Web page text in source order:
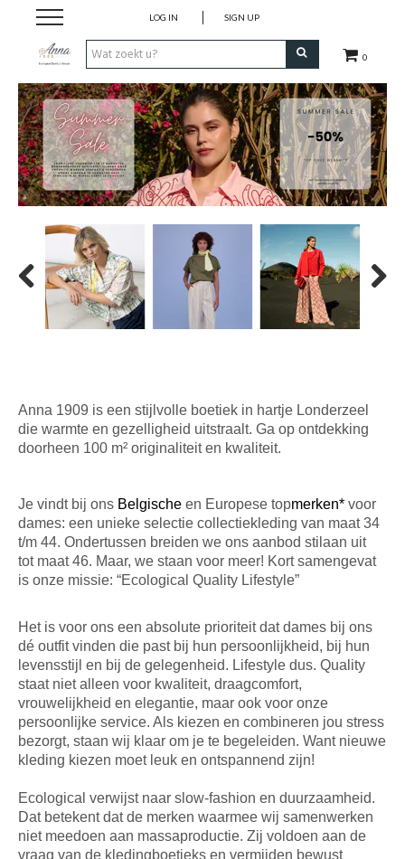
0
LOG IN SIGN UP
Home
Kleding
Schoenen
Accessoires
Merken
Cadeaubon
Afspraak Shoppen
Previous
Anna 1909 is een stijlvolle boetiek in hartje Londerzeel
die warmte en gezelligheid uitstraalt. Ga op ontdekking
doorheen 100 m² originaliteit en kwaliteit.
Je vindt bij ons Belgische en Europese topmerken* voor
dames: een unieke selectie collectiekleding van maat 34
t/m 44. Ondertussen breiden we ons aanbod stilaan uit
tot maat 46. Maar, we staan voor meer! Kort samengevat
is onze missie: “Ecological Quality Lifestyle”
Het is voor ons een absolute prioriteit dat dames bij ons
dé outfit vinden die past bij hun persoonlijkheid, bij hun
levensstijl en bij de gelegenheid. Lifestyle dus. Quality
staat niet alleen voor kwaliteit, draagcomfort,
vrouwelijkheid en elegantie, maar ook voor onze
persoonlijke service. Als kiezen en combineren jou stress
bezorgt, staan wij klaar om je te begeleiden. Want nieuwe
kleding kiezen moet leuk en ontspannend zijn!
Ecological verwijst naar slow-fashion en duurzaamheid.
Dat betekent dat de merken waarmee wij samenwerken
niet meedoen aan massaproductie. Zij voldoen aan de
vraag van de kledingboetieks en vermijden bewust